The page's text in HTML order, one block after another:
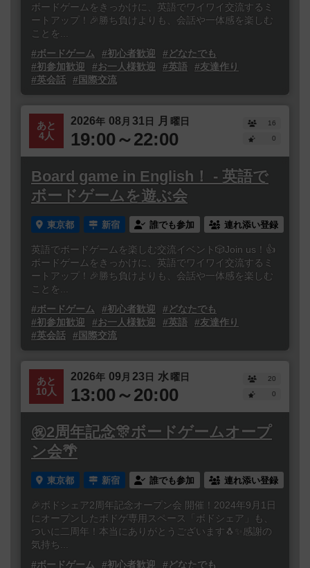
ボードゲームをきっかけに、英語でワイワイ交流するミ
ートアップ！🎉勝ち負けよりも、会話や一体感を楽しむ
ことを...
#ボードゲーム
#初心者歓迎
#どなたでも
#初参加歓迎
#お一人様歓迎 #英語
#友達作り
#英会話
#国際交流
あと
4人
2026年 08 月 31日 月 曜日
19:00～22:00
16
0
Board game in English！ - 英語で
ボードゲームを遊ぶ会
東京都 新宿 誰でも参加 連れ添い登録
英語でボードゲームを楽しむ交流イベント🎲Join us！👍
ボードゲームをきっかけに、英語でワイワイ交流するミ
ートアップ！🎉勝ち負けよりも、会話や一体感を楽しむ
ことを...
#ボードゲーム
#初心者歓迎
#どなたでも
#初参加歓迎
#お一人様歓迎 #英語
#友達作り
#英会話
#国際交流
あと
10人
2026年 09 月 23日 水曜日
13:00～20:00
20
0
㊗️2周年記念🎊ボードゲームオープ
ン会🌴
東京都 新宿 誰でも参加 連れ添い登録
🎉ボドシェア2周年記念オープン会 開催！2024年9月1日
にオープンしたボドゲ専用スペース「ボドシェア」も、
ついに二周年！本当にありがとうございます🐧✨感謝の
気持ち...
#ボードゲーム
#初心者歓迎 #どなたでも